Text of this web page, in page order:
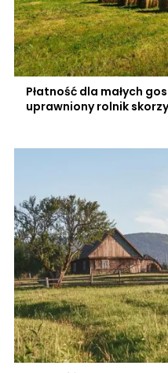
Płatność dla małych
uprawniony rolnik